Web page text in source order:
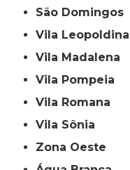
São Domingos
Vila Leopoldina
Vila Madalena
Vila Pompeia
Vila Romana
Vila Sônia
Zona Oeste